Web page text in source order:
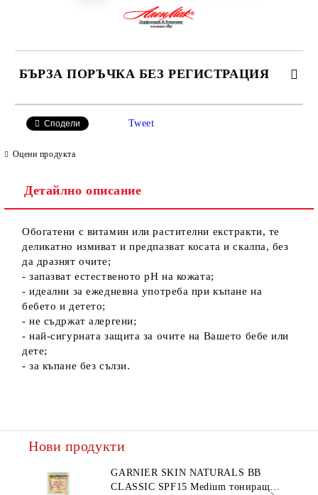
БЪРЗА ПОРЪЧКА БЕЗ РЕГИСТРАЦИЯ
Ние ще се свържем с вас в рамките на работния ден.
Сподели Tweet
Оцени продукта
Детайлно описание
Обогатени с витамин или растителни екстракти, те
деликатно измиват и предпазват косата и скалпа, без
да дразнят очите;
- запазват естественото рН на кожата;
- идеални за ежедневна употреба при къпане на
бебето и детето;
- не съдржат алергени;
- най-сигурната защита за очите на Вашето бебе или
дете;
- за къпане без сълзи.
Нови продукти
GARNIER SKIN NATURALS BB
CLASSIC SPF15 Medium тониращ